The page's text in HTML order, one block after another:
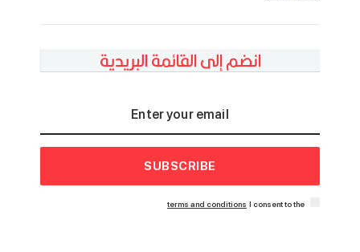
انضم إلى القائمة البريدية
SUBSCRIBE
I consent to the
terms and conditions